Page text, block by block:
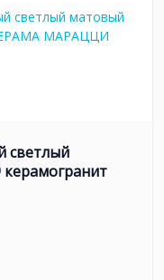
светлый